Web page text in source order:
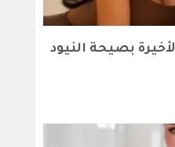
بصيحة النيود